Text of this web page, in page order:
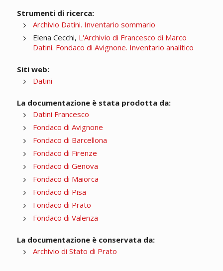
Strumenti di ricerca:
Archivio Datini. Inventario sommario
Elena Cecchi, L'Archivio di Francesco di Marco
Datini. Fondaco di Avignone. Inventario analitico
Siti web:
Datini
La documentazione è stata prodotta da:
Datini Francesco
Fondaco di Avignone
Fondaco di Barcellona
Fondaco di Firenze
Fondaco di Genova
Fondaco di Maiorca
Fondaco di Pisa
Fondaco di Prato
Fondaco di Valenza
La documentazione è conservata da:
Archivio di Stato di Prato